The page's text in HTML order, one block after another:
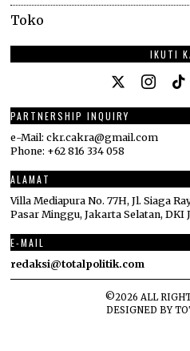
Toko
IKUTI
PARTNERSHIP INQUIRY
e-Mail: ckr.cakra@gmail.com
Phone: +62 816 334 058
ALAMAT
Villa Mediapura No. 77H, Jl. Siaga
Pasar Minggu, Jakarta Selatan, DKI
E-MAIL
redaksi@totalpolitik.com
©2026 ALL
DESIGNED BY